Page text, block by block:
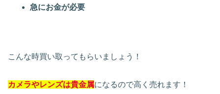
急にお金が必要
こんな時買い取ってもらいましょう！
カメラやレンズは貴金属になるので高く売れます！